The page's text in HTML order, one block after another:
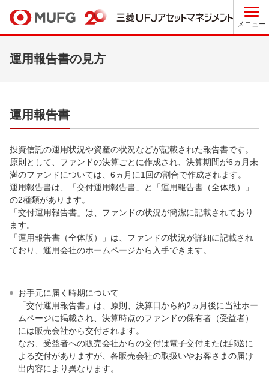
メニュー
運用報告書の見方
運用報告書
投資信託の運用状況や資産の状況などが記載された報告書です。
原則として、ファンドの決算ごとに作成され、決算期間が6ヵ月未
満のファンドについては、6ヵ月に1回の割合で作成されます。
運用報告書は、「交付運用報告書」と「運用報告書（全体版）」
の2種類があります。
「交付運用報告書」は、ファンドの状況が簡潔に記載されており
ます。
「運用報告書（全体版）」は、ファンドの状況が詳細に記載され
ており、運用会社のホームページから入手できます。
お手元に届く時期について
「交付運用報告書」は、原則、決算日から約2ヵ月後に当社ホー
ムページに掲載され、決算時点のファンドの保有者（受益者）
には販売会社から交付されます。
なお、受益者への販売会社からの交付は電子交付または郵送に
よる交付がありますが、各販売会社の取扱いやお客さまの届け
出内容により異なります。